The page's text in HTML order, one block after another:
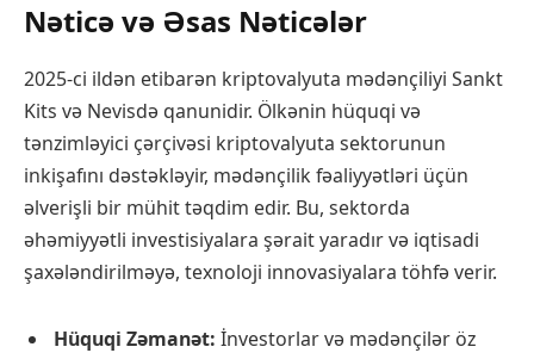
Nəticə və Əsas Nəticələr
2025-ci ildən etibarən kriptovalyuta mədənçiliyi Sankt
Kits və Nevisdə qanunidir. Ölkənin hüquqi və
tənzimləyici çərçivəsi kriptovalyuta sektorunun
inkişafını dəstəkləyir, mədənçilik fəaliyyətləri üçün
əlverişli bir mühit təqdim edir. Bu, sektorda
əhəmiyyətli investisiyalara şərait yaradır və iqtisadi
şaxələndirilməyə, texnoloji innovasiyalara töhfə verir.
Hüquqi Zəmanət: İnvestorlar və mədənçilər öz